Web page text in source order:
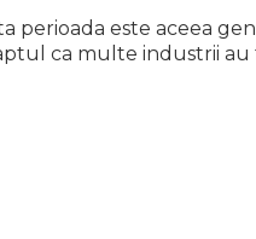
perioada este aceea
ca multe industrii au